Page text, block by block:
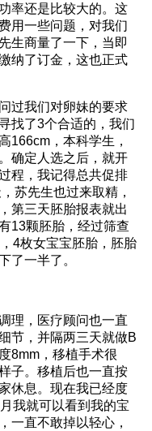
率还是比较大的。这
用一些问题，对我们
生商量了一下，当即
纳了订金，这也正式
过我们对卵妹的要求
找了3个合适的，我们
166cm，本科学生，
确定人选之后，就开
程，我记得总共促排
苏先生也过来取精，
第三天胚胎报表就出
13颗胚胎，经过筛查
4枚女宝宝胚胎，胚胎
了一半了。
理，医疗顾问也一直
节，并隔两三天就做B
8mm，移植手术很
子。移植后也一直按
休息。现在我已经度
我就可以看到我的宝
一直不敢掉以轻心，